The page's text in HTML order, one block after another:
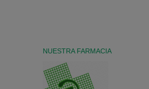
NUESTRA FARMACIA